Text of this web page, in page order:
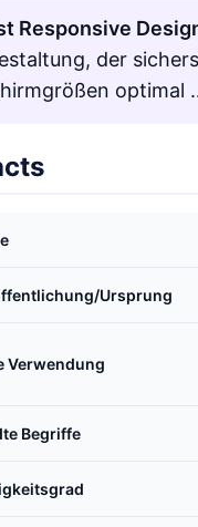
Responsive
der
optimal
Ursprung
Verwendung
Begriffe